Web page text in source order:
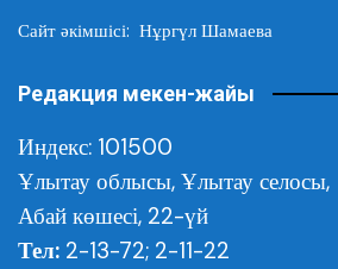
Сайт әкімшісі: Нұргүл Шамаева
Редакция мекен-жайы
Индекс: 101500
Ұлытау облысы, Ұлытау селосы,
Абай көшесі, 22-үй
Тел: 2-13-72; 2-11-22